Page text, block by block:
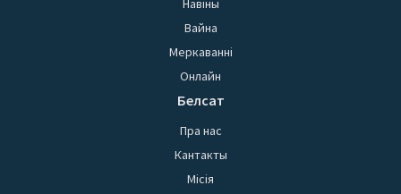
Навіны
Вайна
Меркаванні
Онлайн
Белсат
Пра нас
Кантакты
Місія